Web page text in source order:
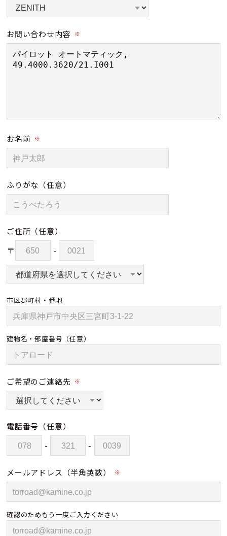
お問い合わせ内容 ※
お名前 ※
ふりがな （任意）
ご住所 （任意）
〒 -
市区郡町村・番地
建物名・部屋番号 （任意）
ご希望のご連絡先 ※
電話番号 （任意）
- -
メールアドレス（半角英数） ※
確認のためもう一度ご入力ください